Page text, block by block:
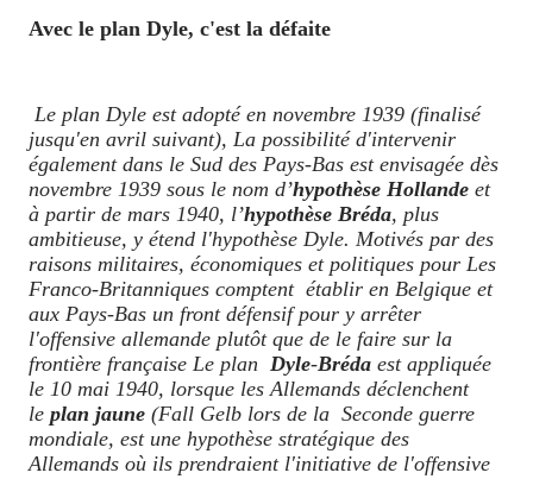
Avec le plan Dyle, c'est la défaite
Le plan Dyle est adopté en novembre 1939 (finalisé
jusqu'en avril suivant), La possibilité d'intervenir
également dans le Sud des Pays-Bas est envisagée dès
novembre 1939 sous le nom d’hypothèse Hollande et
à partir de mars 1940, l’hypothèse Bréda, plus
ambitieuse, y étend l'hypothèse Dyle. Motivés par des
raisons militaires, économiques et politiques pour Les
Franco-Britanniques comptent établir en Belgique et
aux Pays-Bas un front défensif pour y arrêter
l'offensive allemande plutôt que de le faire sur la
frontière française Le plan Dyle-Bréda est appliquée
le 10 mai 1940, lorsque les Allemands déclenchent
le plan jaune (Fall Gelb lors de la Seconde guerre
mondiale, est une hypothèse stratégique des
Allemands où ils prendraient l'initiative de l'offensive